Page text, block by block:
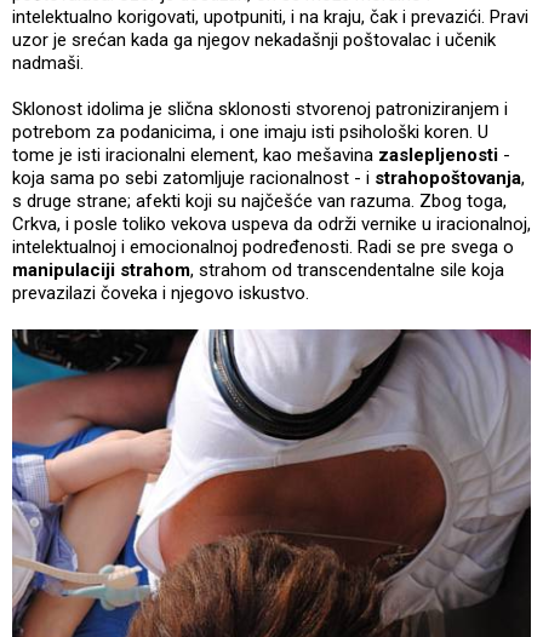
intelektualno korigovati, upotpuniti, i na kraju, čak i prevazići. Pravi
uzor je srećan kada ga njegov nekadašnji poštovalac i učenik
nadmaši.
Sklonost idolima je slična sklonosti stvorenoj patroniziranjem i
potrebom za podanicima, i one imaju isti psihološki koren. U
tome je isti iracionalni element, kao mešavina zaslepljenosti -
koja sama po sebi zatomljuje racionalnost - i strahopoštovanja,
s druge strane; afekti koji su najčešće van razuma. Zbog toga,
Crkva, i posle toliko vekova uspeva da održi vernike u iracionalnoj,
intelektualnoj i emocionalnoj podređenosti. Radi se pre svega o
manipulaciji strahom, strahom od transcendentalne sile koja
prevazilazi čoveka i njegovo iskustvo.